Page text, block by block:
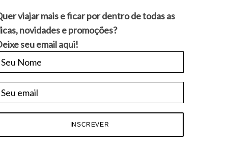
viajar mais e ficar por dentro de todas as
novidades e promoções?
seu email aqui!